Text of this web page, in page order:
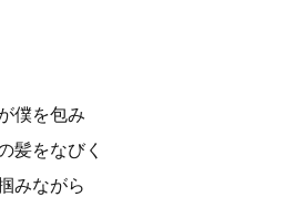
僕を包み
髪をなびく
みながら